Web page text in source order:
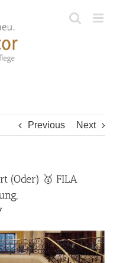
Previous Next
(Oder) 🥇 FILA